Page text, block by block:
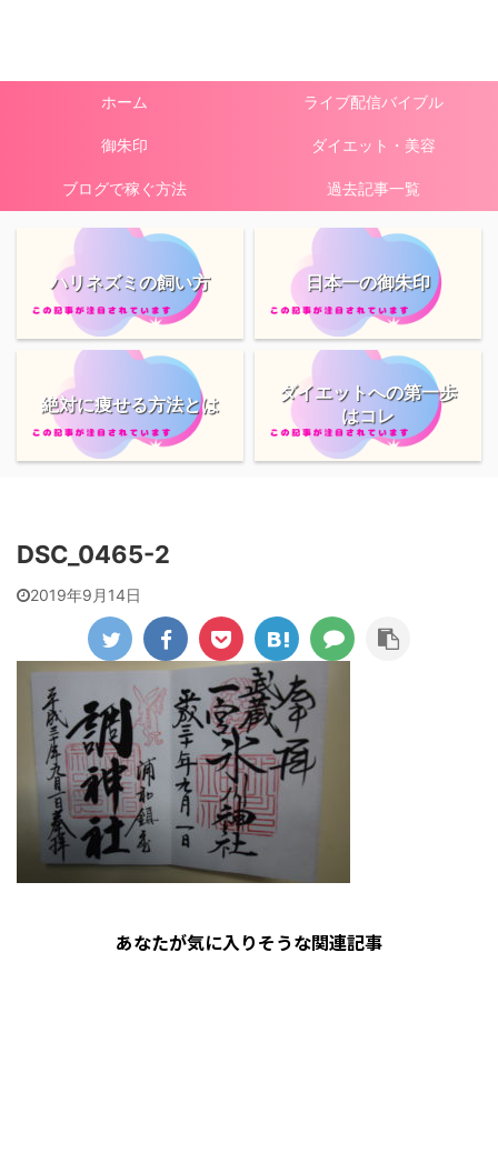
ホーム ライブ配信バイブル
御朱印 ダイエット・美容
ブログで稼ぐ方法 過去記事一覧
ハリネズミの飼い方 日本一の御朱印
絶対に痩せる方法とは
ダイエットへの第一歩
はコレ
DSC_0465-2
2019年9月14日
あなたが気に入りそうな関連記事